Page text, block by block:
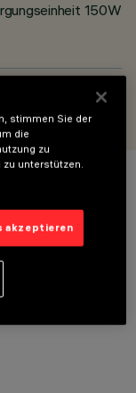
150W
stimmen Sie der
die
zu
unterstützen.
akzeptieren